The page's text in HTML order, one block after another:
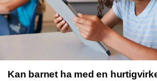
Kan barnet ha med en